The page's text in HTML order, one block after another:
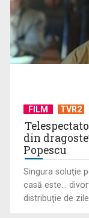
CONCACAF
activităților
EVENIMENT
FILM TVR2
din
Popescu
Singura soluţie
casă este...
distribuţie de